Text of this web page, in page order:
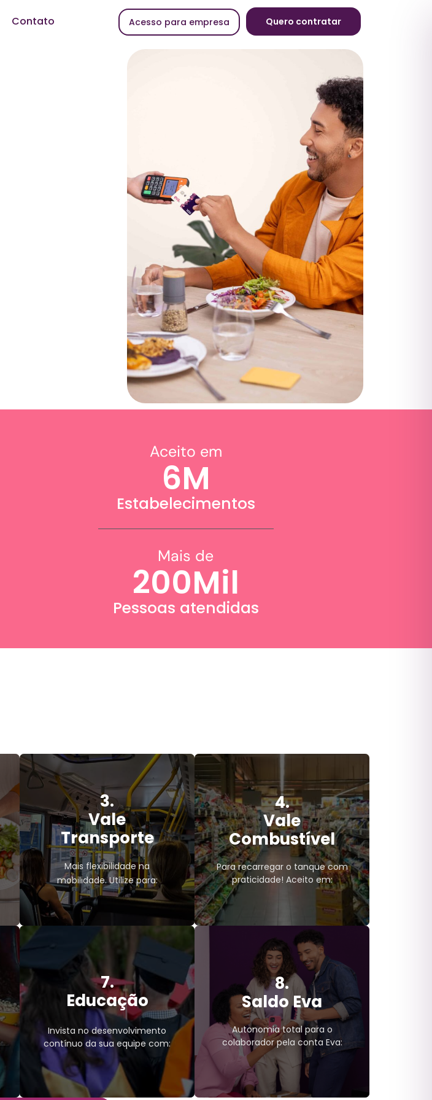
Contato Acesso para empresa Quero contratar
Aceito em
Estabelecimentos
6M
Mais de
Pessoas atendidas
200Mil
3.
Vale
Transporte
Mais flexibilidade na
mobilidade. Utilize para:
Vale Transporte
Transporte público;
Apps de mobilidade
urbana;
Estacionamento.
4.
Vale
Combustível
Para recarregar o tanque com
praticidade! Aceito em:
Vale Combustível
Pontos de
Combustível
7.
Educação
Invista no desenvolvimento
contínuo da sua equipe com:
8.
Saldo Eva
Autonomia total para o
colaborador pela conta Eva: